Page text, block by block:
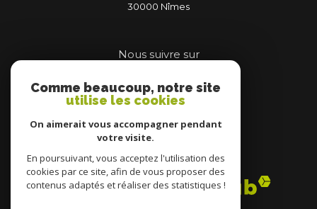
30000
nîmes
Nous suivre sur
Adhérents
Comme beaucoup, notre site
utilise les cookies
On aimerait vous accompagner pendant
votre visite.
En poursuivant, vous acceptez l'utilisation des
cookies par ce site, afin de vous proposer des
contenus adaptés et réaliser des statistiques !